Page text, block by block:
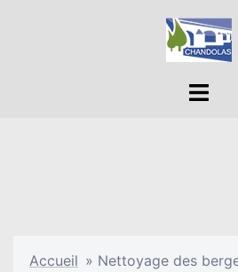
Ouvrir/
Accueil » Nettoyage des